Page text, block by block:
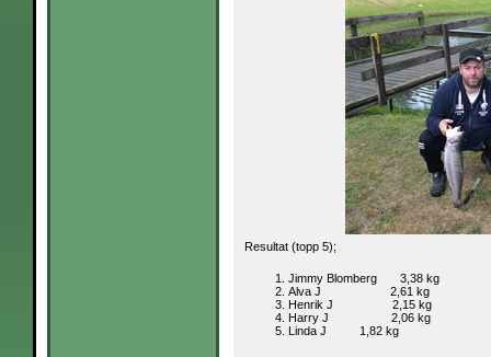
Resultat (topp 5);
Jimmy Blomberg 3,38 kg
Alva J 2,61 kg
Henrik J 2,15 kg
Harry J 2,06 kg
Linda J 1,82 kg